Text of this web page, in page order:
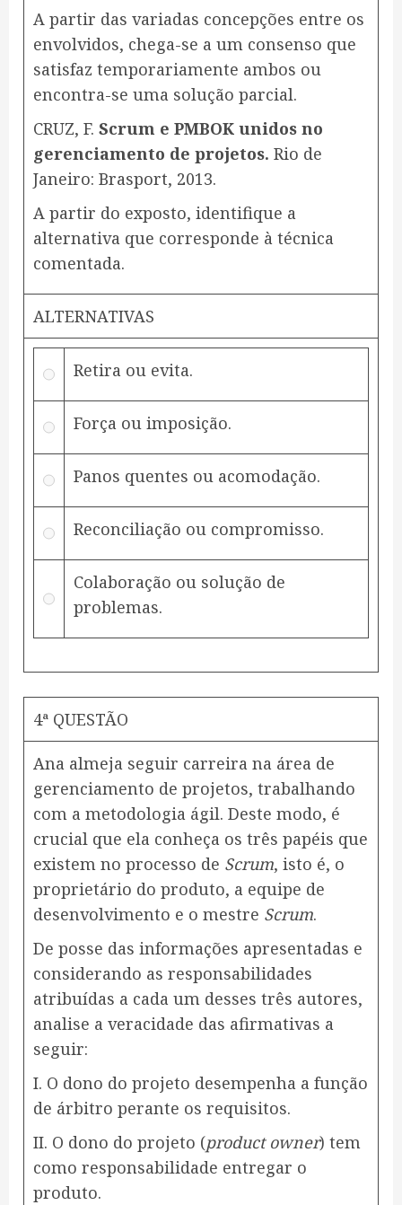
A partir das variadas concepções entre os
envolvidos, chega-se a um consenso que
satisfaz temporariamente ambos ou
encontra-se uma solução parcial.
CRUZ, F. Scrum e PMBOK unidos no
gerenciamento de projetos. Rio de
Janeiro: Brasport, 2013.
A partir do exposto, identifique a
alternativa que corresponde à técnica
comentada.
ALTERNATIVAS
Retira ou evita.
Força ou imposição.
Panos quentes ou acomodação.
Reconciliação ou compromisso.
Colaboração ou solução de
problemas.
4ª QUESTÃO
Ana almeja seguir carreira na área de
gerenciamento de projetos, trabalhando
com a metodologia ágil. Deste modo, é
crucial que ela conheça os três papéis que
existem no processo de Scrum, isto é, o
proprietário do produto, a equipe de
desenvolvimento e o mestre Scrum.
De posse das informações apresentadas e
considerando as responsabilidades
atribuídas a cada um desses três autores,
analise a veracidade das afirmativas a
seguir:
I. O dono do projeto desempenha a função
de árbitro perante os requisitos.
II. O dono do projeto (product owner) tem
como responsabilidade entregar o
produto.